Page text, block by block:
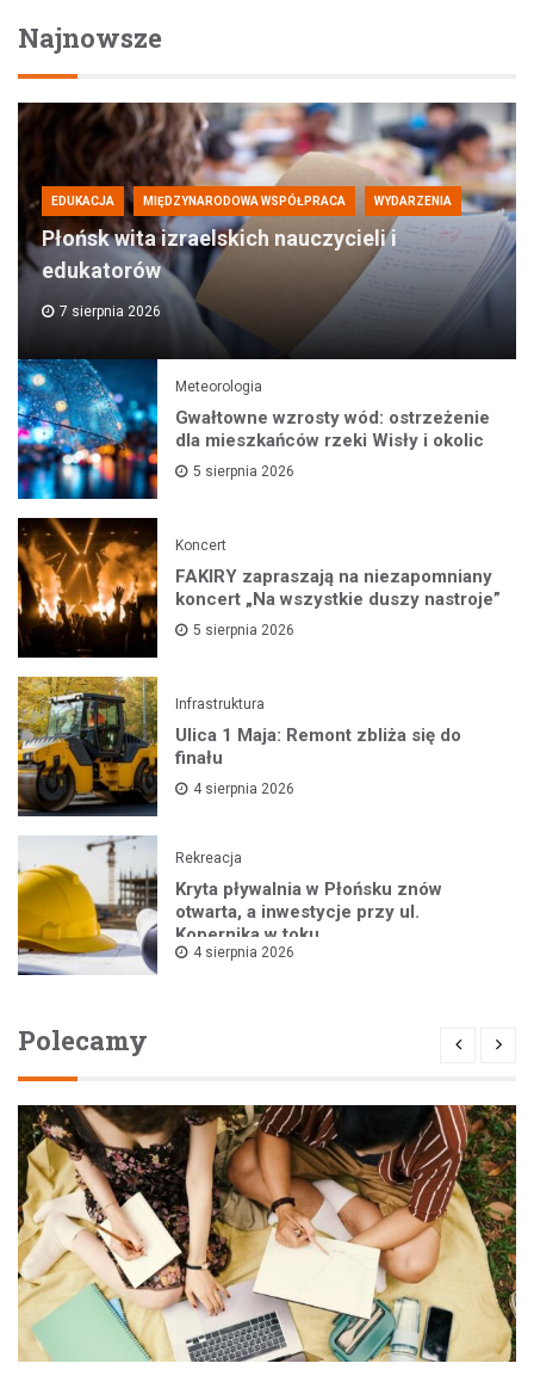
Najnowsze
EDUKACJA MIĘDZYNARODOWA WSPÓŁPRACA WYDARZENIA
Płońsk wita izraelskich nauczycieli i
edukatorów
7 sierpnia 2026
Meteorologia
Gwałtowne wzrosty wód: ostrzeżenie
dla mieszkańców rzeki Wisły i okolic
5 sierpnia 2026
Koncert
FAKIRY zapraszają na niezapomniany
koncert „Na wszystkie duszy nastroje”
5 sierpnia 2026
Infrastruktura
Ulica 1 Maja: Remont zbliża się do
finału
4 sierpnia 2026
Rekreacja
Kryta pływalnia w Płońsku znów
otwarta, a inwestycje przy ul.
Kopernika w toku
4 sierpnia 2026
Polecamy